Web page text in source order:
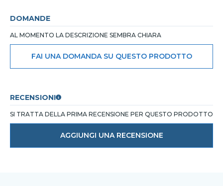
DOMANDE
AL MOMENTO LA DESCRIZIONE SEMBRA CHIARA
FAI UNA DOMANDA SU QUESTO PRODOTTO
RECENSIONI
SI TRATTA DELLA PRIMA RECENSIONE PER QUESTO PRODOTTO
AGGIUNGI UNA RECENSIONE